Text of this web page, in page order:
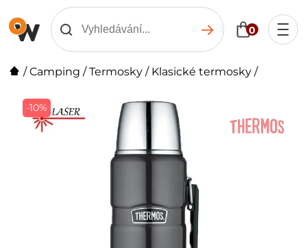
0
/Camping /Termosky / Klasické termosky /
-10%